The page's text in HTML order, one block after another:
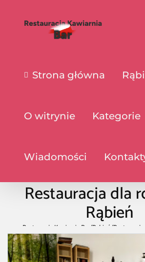
Strona główna
O witrynie Kategorie
Wiadomości
Restauracja dla
Rąbień
Restauracja Kawiarnia Bar /Rąbień /